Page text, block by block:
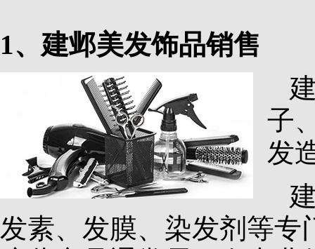
1、建邺美发饰品销售
子
发
发素、发膜、染发剂等